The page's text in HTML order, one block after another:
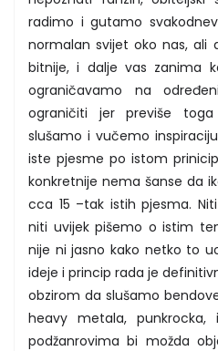
radimo i gutamo
normalan svijet oko nas, ali
bitnije, i dalje vas zanima
ograničavamo na
ograničiti jer previše
slušamo i vučemo
iste pjesme po istom
konkretnije nema šanse da
cca 15 –tak istih pjesma.
niti uvijek pišemo o istim
nije ni jasno kako netko to
ideje i princip rada je
obzirom da slušamo
heavy metala,
podžanrovima bi možda